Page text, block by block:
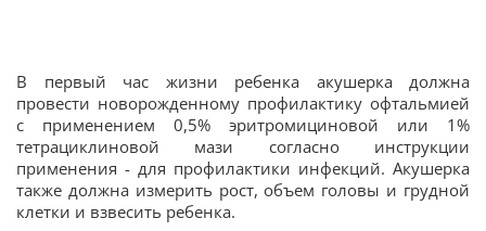
В первый час жизни ребенка акушерка должна
провести новорожденному профилактику офтальмией
с применением 0,5% эритромициновой или 1%
тетрациклиновой мази согласно инструкции
применения - для профилактики инфекций. Акушерка
также должна измерить рост, объем головы и грудной
клетки и взвесить ребенка.